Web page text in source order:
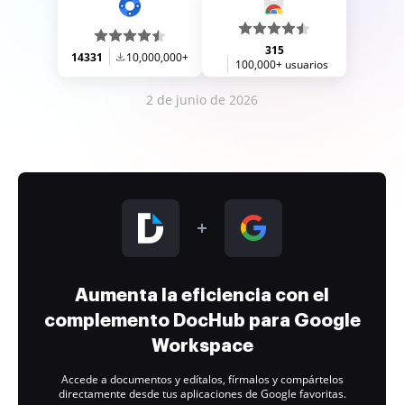
14331 10,000,000+
315
100,000+ usuarios
2 de junio de 2026
Aumenta la eficiencia con el
complemento DocHub para Google
Workspace
Accede a documentos y edítalos, fírmalos y compártelos
directamente desde tus aplicaciones de Google favoritas.